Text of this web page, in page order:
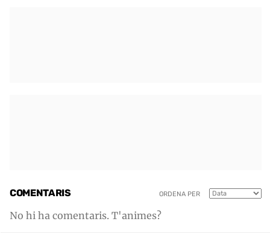
COMENTARIS ORDENA PER
No hi ha comentaris. T'animes?